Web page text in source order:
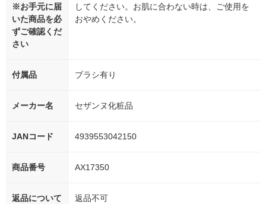
※お手元に届
いた商品を必
ずご確認くだ
さい
してください。お肌に合わない時は、ご使用を
おやめください。
付属品 ブラシ有り
メーカー名 セザンヌ化粧品
JANコード 4939553042150
商品番号 AX17350
返品について
返品不可